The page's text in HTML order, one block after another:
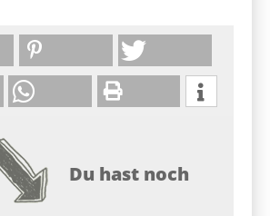
Du hast noch